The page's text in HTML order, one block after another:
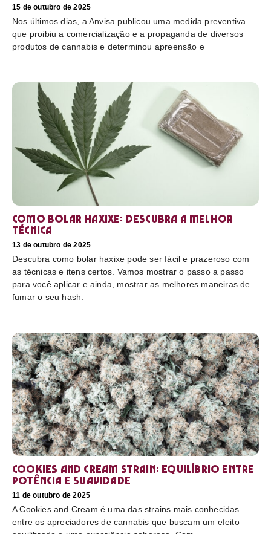
15 de outubro de 2025
Nos últimos dias, a Anvisa publicou uma medida preventiva
que proibiu a comercialização e a propaganda de diversos
produtos de cannabis e determinou apreensão e
Como bolar haxixe: Descubra a melhor
técnica
13 de outubro de 2025
Descubra como bolar haxixe pode ser fácil e prazeroso com
as técnicas e itens certos. Vamos mostrar o passo a passo
para você aplicar e ainda, mostrar as melhores maneiras de
fumar o seu hash.
Cookies and Cream Strain: equilíbrio entre
potência e suavidade
11 de outubro de 2025
A Cookies and Cream é uma das strains mais conhecidas
entre os apreciadores de cannabis que buscam um efeito